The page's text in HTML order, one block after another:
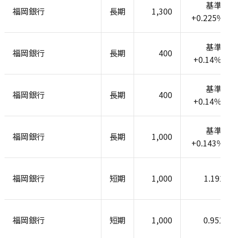
福岡銀行 長期 1,300
基準
+0.225
福岡銀行 長期 400
基準
+0.14％
福岡銀行 長期 400
基準
+0.14％
福岡銀行 長期 1,000
基準
+0.143
福岡銀行 短期 1,000
福岡銀行 短期 1,000